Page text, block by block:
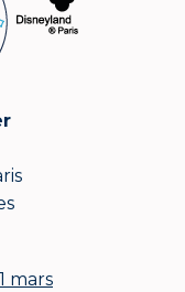
mars